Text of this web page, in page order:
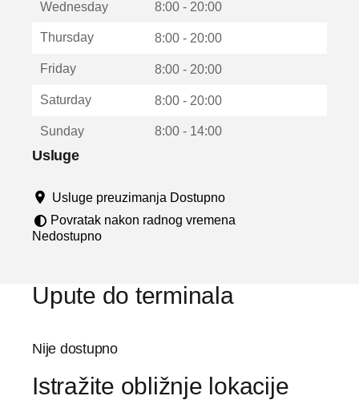
u
u
Wednesday 8:00 - 20:00
Thursday 8:00 - 20:00
Friday 8:00 - 20:00
Saturday 8:00 - 20:00
Sunday 8:00 - 14:00
Usluge
Usluge preuzimanja Dostupno
Povratak nakon radnog vremena
Nedostupno
Upute do terminala
Nije dostupno
Istražite obližnje lokacije